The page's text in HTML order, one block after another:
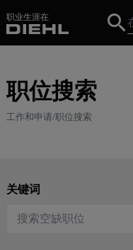
职业生涯在
职位搜索
工作和申请 职位搜索
关键词